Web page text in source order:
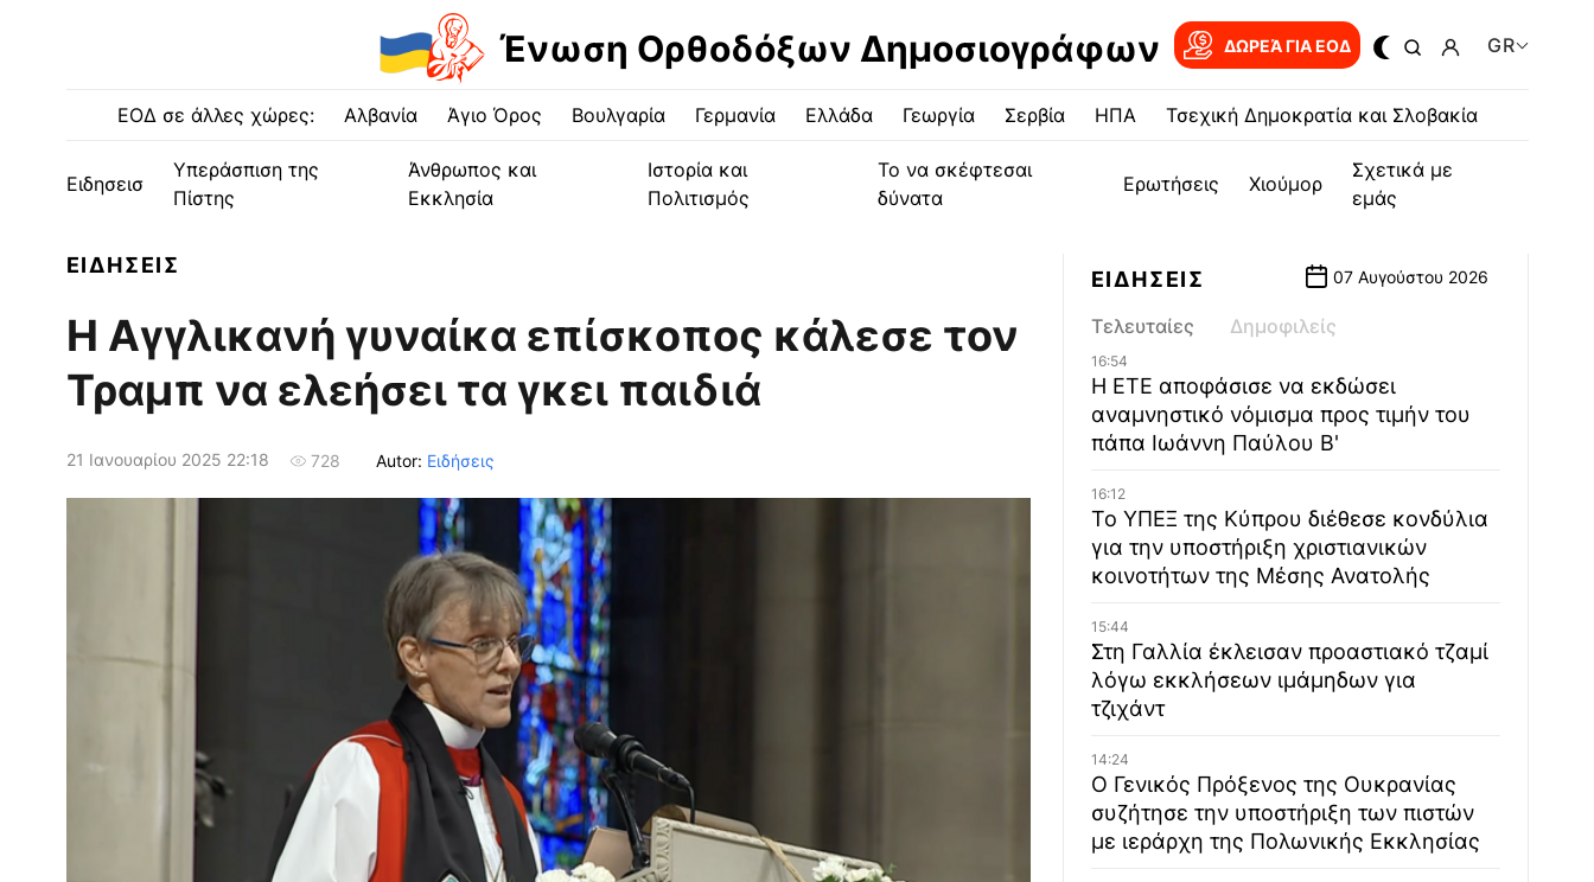
Ένωση Ορθοδόξων Δημοσιογράφων ΔΩΡΕΆ ΓΙΑ EOΔ GR
ΕΟΔ σε άλλες χώρες: Αλβανία Άγιο Όρος Βουλγαρία Γερμανία Ελλάδα Γεωργία Σερβία ΗΠΑ Τσεχική Δημοκρατία και Σλοβακία
Ειδησεισ
Υπεράσπιση της
Πίστης
Άνθρωπος και
Εκκλησία
Ιστορία και
Πολιτισμός
Το να σκέφτεσαι
δύνατα
Ερωτήσεις Χιούμορ
Σχετικά με
εμάς
ΕΙΔΗΣΕΙΣ
Η Αγγλικανή γυναίκα επίσκοπος κάλεσε τον
Τραμπ να ελεήσει τα γκει παιδιά
21 Ιανουαρίου 2025 22:18 728 Autor: Ειδήσεις
ΕΙΔΗΣΕΙΣ 07 Αυγούστου 2026
Τελευταίες Δημοφιλείς
16:54
Η ΕΤΕ αποφάσισε να εκδώσει
αναμνηστικό νόμισμα προς τιμήν του
πάπα Ιωάννη Παύλου Β'
16:12
Το ΥΠΕΞ της Κύπρου διέθεσε κονδύλια
για την υποστήριξη χριστιανικών
κοινοτήτων της Μέσης Ανατολής
15:44
Στη Γαλλία έκλεισαν προαστιακό τζαμί
λόγω εκκλήσεων ιμάμηδων για
τζιχάντ
14:24
Ο Γενικός Πρόξενος της Ουκρανίας
συζήτησε την υποστήριξη των πιστών
με ιεράρχη της Πολωνικής Εκκλησίας